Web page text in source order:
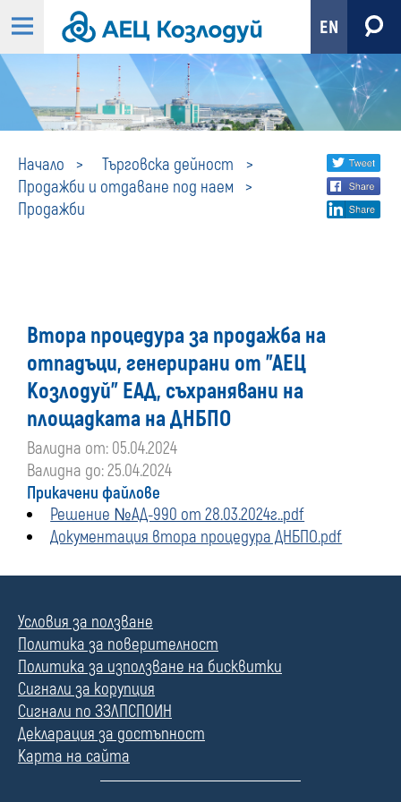
EN
Начало
Търговска дейност
Продажби и отдаване под наем
Продажби
ПродажбиShare
social
Втора процедура за продажба на
отпадъци, генерирани от "АЕЦ
Козлодуй" ЕАД, съхранявани на
площадката на ДНБПО
Валидна от: 05.04.2024
Валидна до: 25.04.2024
Прикачени файлове
Решение №АД-990 от 28.03.2024г..pdf
Документация втора процедура ДНБПО.pdf
Условия за ползване
Политика за поверителност
Политика за използване на бисквитки
Сигнали за корупция
Сигнали по ЗЗЛПСПОИН
Декларация за достъпност
Карта на сайта